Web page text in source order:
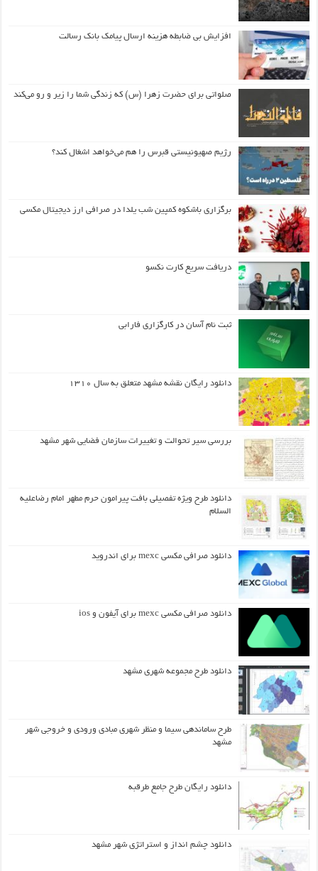
افزایش بی ضابطه هزینه ارسال پیامک بانک رسالت
صلواتی برای حضرت زهرا (س) که زندگی شما را زیر و رو می‌کند
رژیم صهیونیستی قبرس را هم می‌خواهد اشغال کند؟
برگزاری باشکوه کمپین شب یلدا در صرافی ارز دیجیتال مکسی
دریافت سریع کارت نکسو
ثبت نام آسان در کارگزاری فارابی
دانلود رایگان نقشه مشهد متعلق به سال ۱۳۱۰
بررسی سیر تحوالت و تغییرات سازمان فضایی شهر مشهد
دانلود طرح ويژه تفصيلي بافت پيرامون حرم مطهر امام رضاعليه
السلام
دانلود صرافی مکسی mexc برای اندروید
دانلود صرافی مکسی mexc برای آیفون و ios
دانلود طرح مجموعه شهری مشهد
طرح ساماندهی سیما و منظر شهری مبادی ورودی و خروجی شهر
مشهد
دانلود رایگان طرح جامع طرقبه
دانلود چشم انداز و استراتژی شهر مشهد